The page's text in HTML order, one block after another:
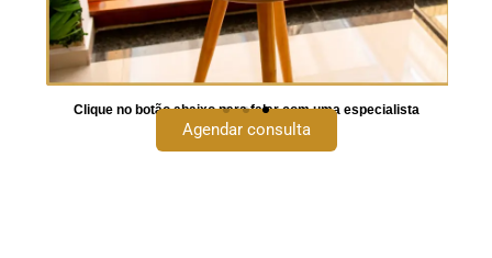
Clique no botão abaixo para falar com uma especialista
Agendar consulta